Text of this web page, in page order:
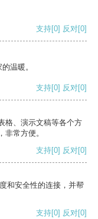
支持[0] 反对[0]
温暖。
支持[0] 反对[0]
格、演示文稿等各个方
常方便。
支持[0] 反对[0]
和安全性的连接，并帮
支持[0] 反对[0]